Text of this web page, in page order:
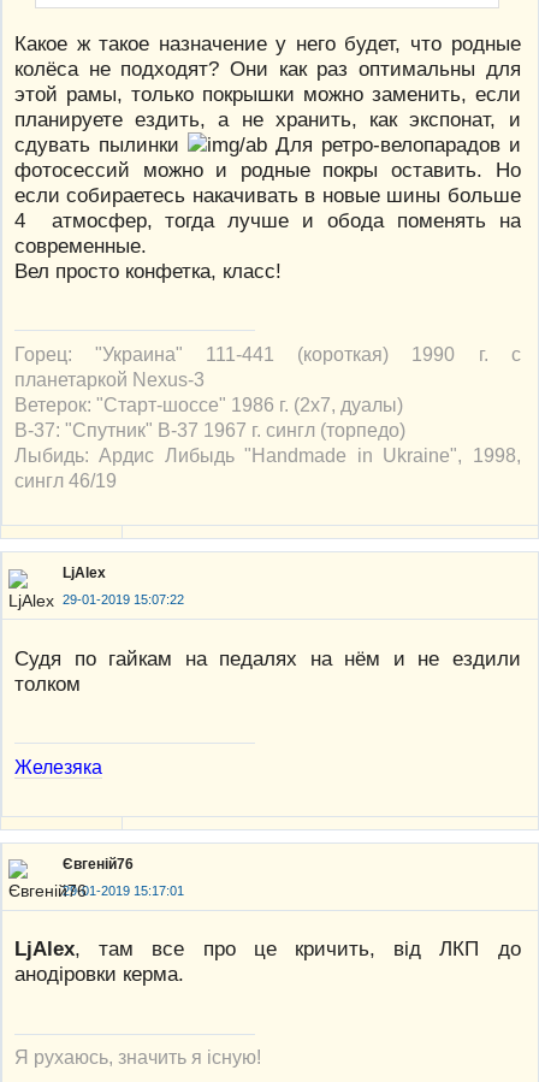
Какое ж такое назначение у него будет, что родные
колёса не подходят? Они как раз оптимальны для
этой рамы, только покрышки можно заменить, если
планируете ездить, а не хранить, как экспонат, и
сдувать пылинки
Для ретро-велопарадов и
фотосессий можно и родные покры оставить. Но
если собираетесь накачивать в новые шины больше
4 атмосфер, тогда лучше и обода поменять на
современные.
Вел просто конфетка, класс!
Горец: "Украина" 111-441 (короткая) 1990 г. с
планетаркой Nexus-3
Ветерок: "Старт-шоссе" 1986 г. (2х7, дуалы)
В-37: "Спутник" В-37 1967 г. сингл (торпедо)
Лыбидь: Ардис Либыдь "Handmade in Ukraine", 1998,
сингл 46/19
LjAlex
29-01-2019 15:07:22
Судя по гайкам на педалях на нём и не ездили
толком
Железяка
Євгеній76
29-01-2019 15:17:01
LjAlex, там все про це кричить, від ЛКП до
анодіровки керма.
Я рухаюсь, значить я існую!